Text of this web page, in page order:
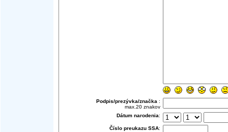
Podpis/prezývka/značka :
max.20 znakov
Dátum narodenia:
Číslo preukazu SSA: